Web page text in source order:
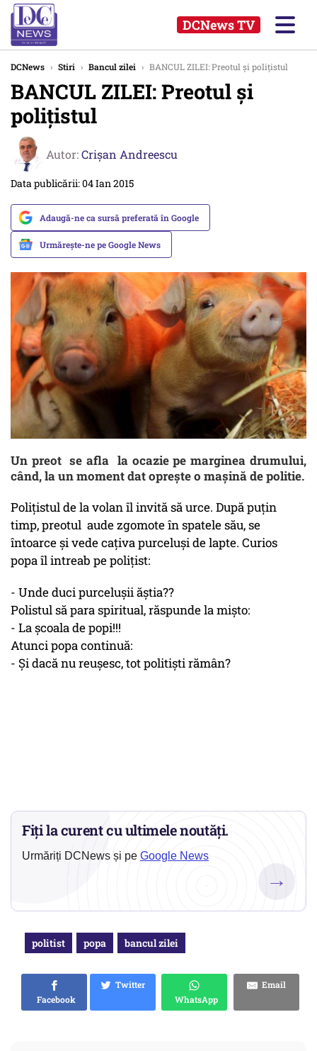
DCNews TV
DCNews › Stiri › Bancul zilei › BANCUL ZILEI: Preotul și polițistul
BANCUL ZILEI: Preotul și
polițistul
Autor:Crişan Andreescu
Data publicării: 04 Ian 2015
Adaugă-ne ca sursă preferată în Google
Urmărește-ne pe Google News
Un preot se afla la ocazie pe marginea drumului,
când, la un moment dat oprește o mașină de politie.
Polițistul de la volan îl invită să urce. După puțin
timp, preotul aude zgomote în spatele său, se
întoarce și vede cațiva purceluși de lapte. Curios
popa îl intreab pe polițist:
- Unde duci purcelușii ăștia??
Polistul să para spiritual, răspunde la mișto:
- La școala de popi!!!
Atunci popa continuă:
- Și dacă nu reușesc, tot politiști rămân?
Fiți la curent cu ultimele noutăți.
Urmăriți DCNews și pe Google News
→
politist popa bancul zilei
Facebook
Twitter
WhatsApp
Email